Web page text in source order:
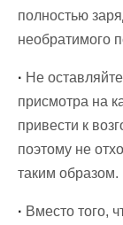
полностью
необратимого
· Не
присмотра на
привести к
поэтому не
таким образом.
· Вместо того,